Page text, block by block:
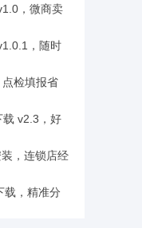
，微商卖
，随时
检填报省
v2.3，好
心v2.3
，连锁店经
载，精准分